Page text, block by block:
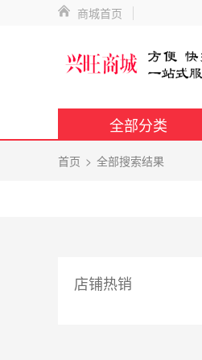
商城首页
全部分类
首页 全部搜索结果
店铺热销